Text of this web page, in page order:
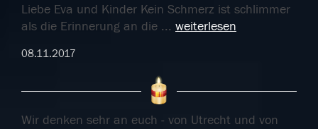
Liebe Eva und Kinder Kein Schmerz ist schlimmer
als die Erinnerung an die ... weiterlesen
08.11.2017
Wir denken sehr an euch - von Utrecht und von